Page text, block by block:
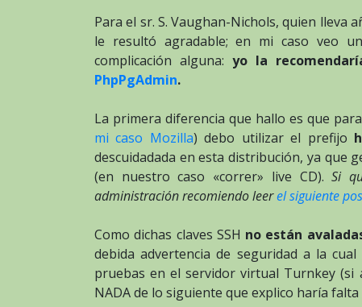
Para el sr. S. Vaughan-Nichols, quien lleva
le resultó agradable; en mi caso veo
complicación alguna: yo la
PhpPgAdmin.
La primera diferencia que hallo es que
mi caso Mozilla) debo utilizar el prefijo
descuidadada en esta distribución, ya que
(en nuestro caso «correr» live CD).Si
administración recomiendo leerel siguiente
Como dichas claves SSH no están
debida advertencia de seguridad a la
pruebas en el servidor virtual Turnkey (si
NADA de lo siguiente que explico haría falta